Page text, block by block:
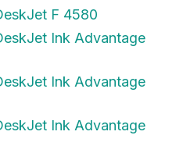
F 4580
Ink Advantage
Ink Advantage
Ink Advantage